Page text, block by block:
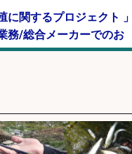
に関するプロジェクト 」
務/総合メーカーでのお
理・懐石料理/店長・店